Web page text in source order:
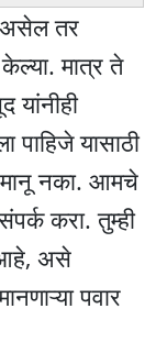
असेल तर
मात्र ते
यासाठी
मानू नका. आमचे
करा. तुम्ही
आहे, असे
पवार